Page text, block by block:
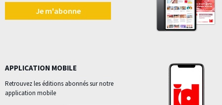
Je m'abonne
APPLICATION MOBILE
Retrouvez les éditions abonnés sur notre
application mobile